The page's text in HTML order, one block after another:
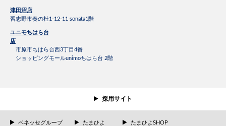
津田沼店
習志野市奏の杜1-12-11 sonata1階
ユニモちはら台
店
市原市ちはら台西3丁目4番
ショッピングモールunimoちはら台 2階
採用サイト
ベネッセグループ たまひよ たまひよSHOP